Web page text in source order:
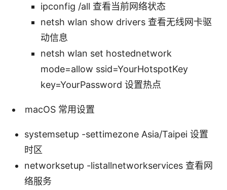
ipconfig /all 查看当前网络状态
netsh wlan show drivers 查看无线网卡驱
动信息
netsh wlan set hostednetwork
mode=allow ssid=YourHotspotKey
key=YourPassword 设置热点
macOS 常用设置
systemsetup -settimezone Asia/Taipei 设置
时区
networksetup -listallnetworkservices 查看网
络服务